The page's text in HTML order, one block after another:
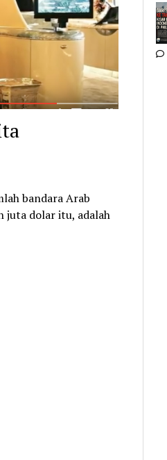
bandara Arab
juta dolar itu, adalah